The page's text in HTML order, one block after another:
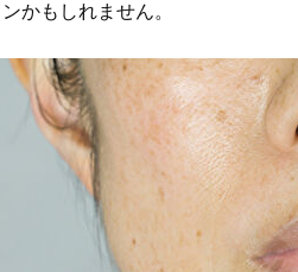
かもしれません。